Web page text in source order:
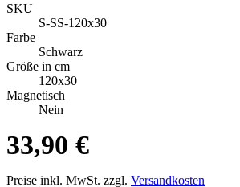
SKU
S-SS-120x30
Farbe
Schwarz
Größe in cm
120x30
Magnetisch
Nein
33,90 €
Preise inkl. MwSt. zzgl. Versandkosten